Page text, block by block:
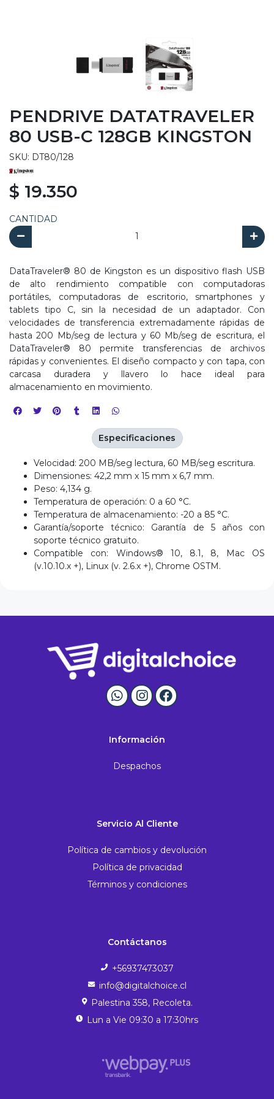
PENDRIVE DATATRAVELER
80 USB-C 128GB KINGSTON
SKU: DT80/128
$ 19.350
CANTIDAD
DataTraveler® 80 de Kingston es un dispositivo flash USB
de alto rendimiento compatible con computadoras
portátiles, computadoras de escritorio, smartphones y
tablets tipo C, sin la necesidad de un adaptador. Con
velocidades de transferencia extremadamente rápidas de
hasta 200 Mb/seg de lectura y 60 Mb/seg de escritura, el
DataTraveler® 80 permite transferencias de archivos
rápidas y convenientes. El diseño compacto y con tapa, con
carcasa duradera y llavero lo hace ideal para
almacenamiento en movimiento.
Velocidad: 200 MB/seg lectura, 60 MB/seg escritura.
Dimensiones: 42,2 mm x 15 mm x 6,7 mm.
Peso: 4,134 g.
Temperatura de operación: 0 a 60 °C.
Temperatura de almacenamiento: -20 a 85 °C.
Garantía/soporte técnico: Garantía de 5 años con
soporte técnico gratuito.
Compatible con: Windows® 10, 8.1, 8, Mac OS
(v.10.10.x +), Linux (v. 2.6.x +), Chrome OSTM.
Especificaciones
Información
Despachos
Servicio Al Cliente
Política de cambios y devolución
Política de privacidad
Términos y condiciones
Contáctanos
+56937473037
info@digitalchoice.cl
Palestina 358, Recoleta.
Lun a Vie 09:30 a 17:30hrs